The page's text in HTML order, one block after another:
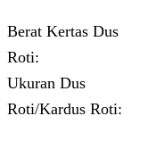
Berat Kertas Dus
Roti:
Ukuran Dus
Roti/Kardus Roti: